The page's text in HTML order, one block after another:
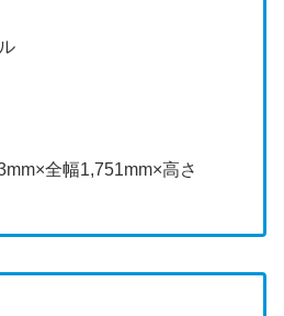
全幅1,751mm×高さ